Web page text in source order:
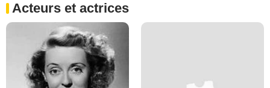
Acteurs et actrices